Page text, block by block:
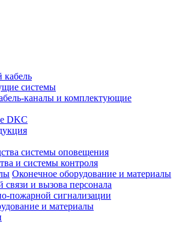
кабель
системы
каналы и комплектующие
DKC
системы оповещения
и системы контроля
Оконечное оборудование и материалы
связи и вызова персонала
пожарной сигнализации
и материалы